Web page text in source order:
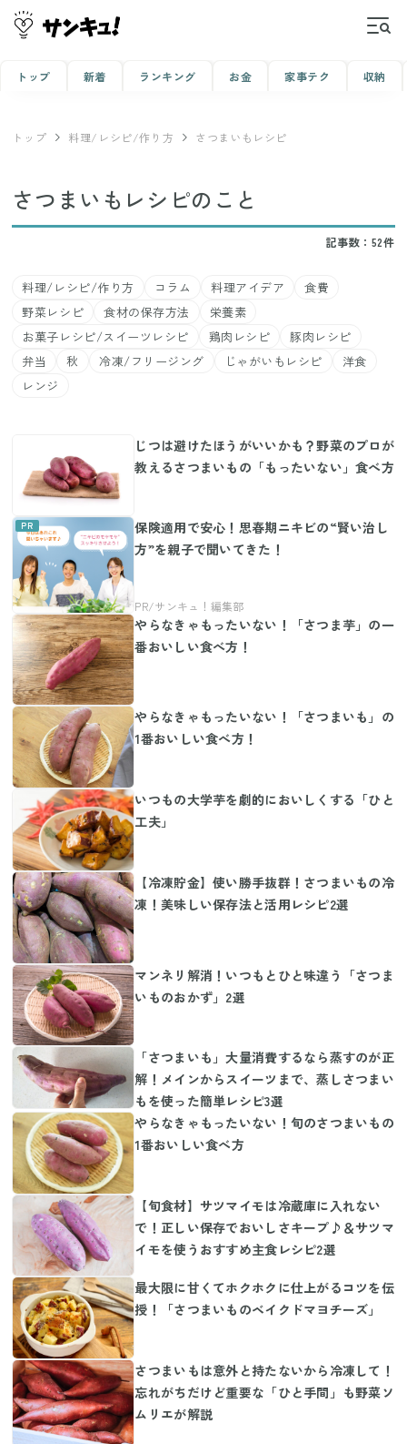
トップ 新着 ランキング お金 家事テク 収納
トップ 料理/レシピ/作り方 さつまいもレシピ
さつまいもレシピのこと
記事数：52件
料理/レシピ/作り方 コラム 料理アイデア
食費
野菜レシピ
食材の保存方法
栄養素
お菓子レシピ/スイーツレシピ
鶏肉レシピ
豚肉レシピ
弁当
秋 冷凍/フリージング じゃがいもレシピ
洋食
レンジ
じつは避けたほうがいいかも？野菜のプロが
教えるさつまいもの「もったいない」食べ方
保険適用で安心！思春期ニキビの“賢い治し
方”を親子で聞いてきた！
やらなきゃもったいない！「さつま芋」の一
番おいしい食べ方！
やらなきゃもったいない！「さつまいも」の
1番おいしい食べ方！
いつもの大学芋を劇的においしくする「ひと
工夫」
【冷凍貯金】使い勝手抜群！さつまいもの冷
凍！美味しい保存法と活用レシピ2選
マンネリ解消！いつもとひと味違う「さつま
いものおかず」2選
「さつまいも」大量消費するなら蒸すのが正
解！メインからスイーツまで、蒸しさつまい
もを使った簡単レシピ3選
やらなきゃもったいない！旬のさつまいもの
1番おいしい食べ方
【旬食材】サツマイモは冷蔵庫に入れない
で！正しい保存でおいしさキープ♪＆サツマ
イモを使うおすすめ主食レシピ2選
最大限に甘くてホクホクに仕上がるコツを伝
授！「さつまいものベイクドマヨチーズ」
さつまいもは意外と持たないから冷凍して！
忘れがちだけど重要な「ひと手間」も野菜ソ
ムリエが解説